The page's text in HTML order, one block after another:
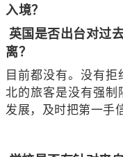
入境？
英国是否出台对过
离？
目前都没有。没有
北的旅客是没有强制
发展，及时把第一手